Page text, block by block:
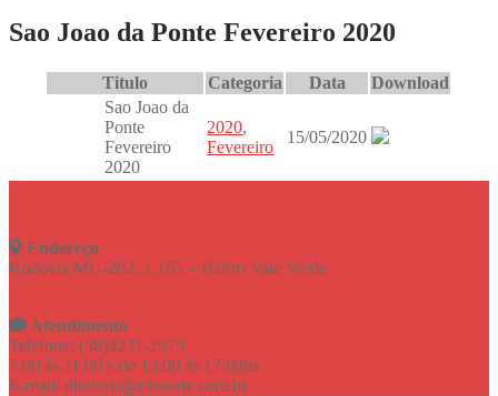
Sao Joao da Ponte Fevereiro 2020
Titulo Categoria Data
Download
Sao Joao da
Ponte
Fevereiro
2020
2020,
Fevereiro
15/05/2020
Endereço
Rodovia MG-202, 1.165 – Bairro Vale Verde
Atendimento
Telefone: (38)3231-2979
7:00 às 11:00 e de 13:00 às 17:00hs
E-mail: diretoria@cisnorte.com.br